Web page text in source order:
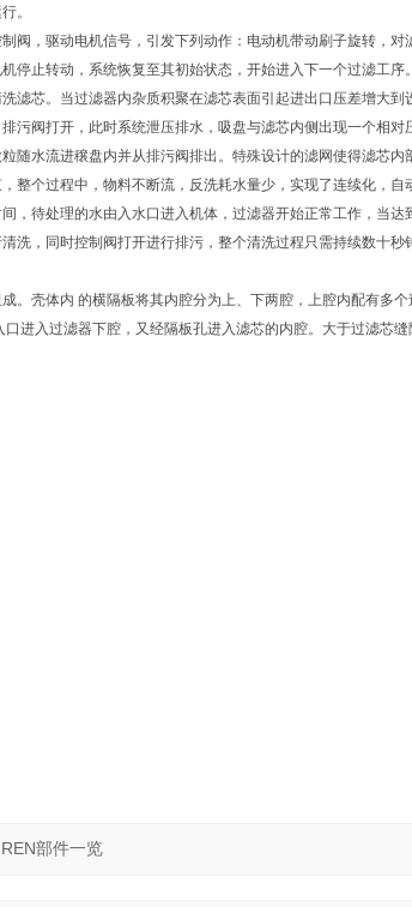
。
阀，驱动电机信号，引发下列动作：电动机带动刷子旋转，
停止转动，系统恢复至其初始状态，开始进入下一个过滤工序。
滤芯。当过滤器内杂质积聚在滤芯表面引起进出口压差增大到
污阀打开，此时系统泄压排水，吸盘与滤芯内侧出现一个相
随水流进穣盘内并从排污阀排出。特殊设计的滤网使得滤芯
整个过程中，物料不断流，反洗耗水量少，实现了连续化，自
，待处理的水由入水口进入机体，过滤器开始正常工作，当
洗，同时控制阀打开进行排污，整个清洗过程只需持续数十
。壳体内 的横隔板将其内腔分为上、下两腔，上腔内配有多
进入过滤器下腔，又经隔板孔进入滤芯的内腔。大于过滤芯